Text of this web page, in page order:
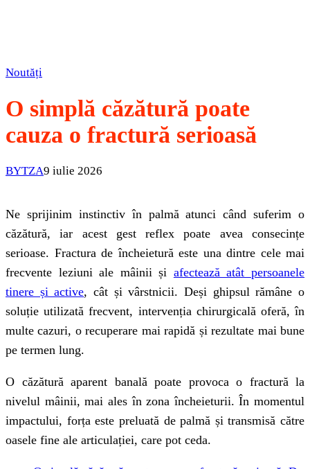
Noutăți
O simplă căzătură poate
cauza o fractură serioasă
BYTZA9 iulie 2026
Ne sprijinim instinctiv în palmă atunci când suferim o
căzătură, iar acest gest reflex poate avea consecințe
serioase. Fractura de încheietură este una dintre cele mai
frecvente leziuni ale mâinii și afectează atât persoanele
tinere și active, cât și vârstnicii. Deși ghipsul rămâne o
soluție utilizată frecvent, intervenția chirurgicală oferă, în
multe cazuri, o recuperare mai rapidă și rezultate mai bune
pe termen lung.
O căzătură aparent banală poate provoca o fractură la
nivelul mâinii, mai ales în zona încheieturii. În momentul
impactului, forța este preluată de palmă și transmisă către
oasele fine ale articulației, care pot ceda.